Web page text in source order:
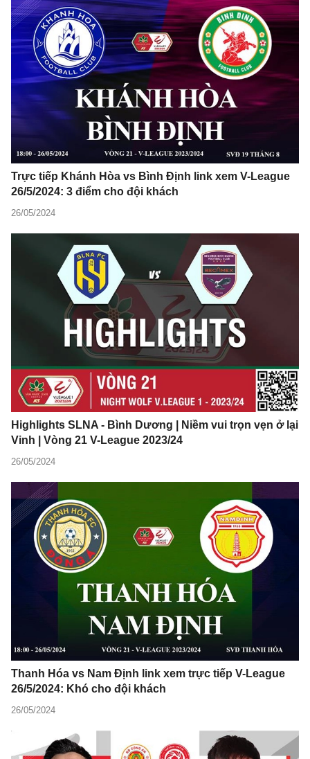
Trực tiếp Khánh Hòa vs Bình Định link xem V-League
26/5/2024: 3 điểm cho đội khách
26/05/2024
Highlights SLNA - Bình Dương | Niềm vui trọn vẹn ở lại
Vinh | Vòng 21 V-League 2023/24
26/05/2024
Thanh Hóa vs Nam Định link xem trực tiếp V-League
26/5/2024: Khó cho đội khách
26/05/2024